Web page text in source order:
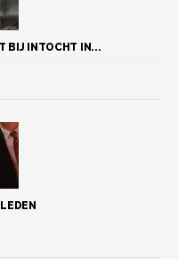
BIJ INTOCHT IN...